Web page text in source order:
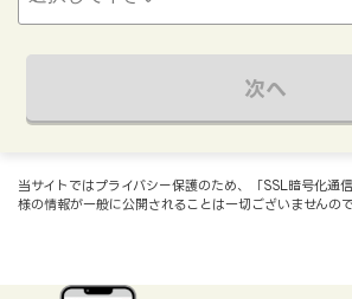
次へ
当サイトではプライバシー保護のため、「SSL暗号化通
様の情報が一般に公開されることは一切ございませんの